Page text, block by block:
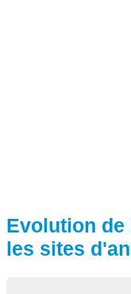
Evolution de
les sites